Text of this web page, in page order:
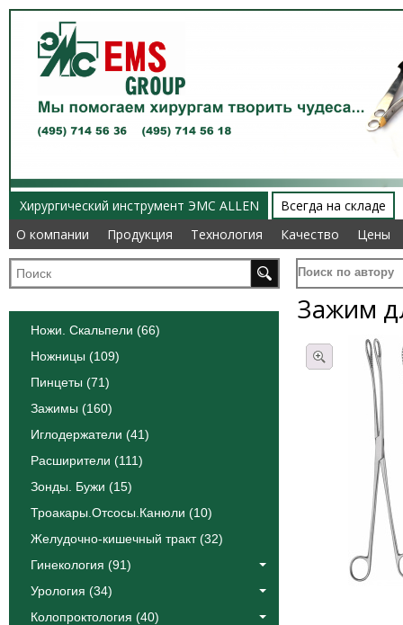
Хирургический инструмент ЭМС ALLEN
О компании
Продукция Технология Качество Цены
Всегда на складе
О компании
Продукция Технология Качество Цены
Поиск по автору
Ножи. Скальпели (66)
Ножницы (109)
Пинцеты (71)
Зажимы (160)
Иглодержатели (41)
Расширители (111)
Зонды. Бужи (15)
Троакары.Отсосы.Канюли (10)
Желудочно-кишечный тракт (32)
Гинекология (91)
Урология (34)
Колопроктология (40)
Зажим